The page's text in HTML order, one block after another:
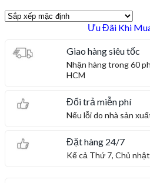
Ưu Đãi Khi
Giao hàng siêu tốc
Nhận hàng trong 60
HCM
Đổi trả miễn phí
Nếu lỗi do nhà sản
Đặt hàng 24/7
Kể cả Thứ 7, Chủ nhật